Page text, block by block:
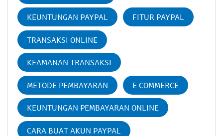
KEUNTUNGAN PAYPAL FITUR PAYPAL
TRANSAKSI ONLINE
KEAMANAN TRANSAKSI
METODE PEMBAYARAN E COMMERCE
KEUNTUNGAN PEMBAYARAN ONLINE
CARA BUAT AKUN PAYPAL